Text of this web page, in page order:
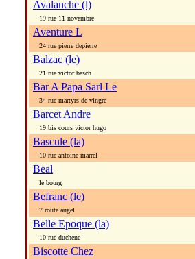
Avalanche (l)
19 rue 11 novembre
Aventure L
24 rue pierre depierre
Balzac (le)
21 rue victor basch
Bar A Papa Sarl Le
34 rue martyrs de vingre
Barcet Andre
19 bis cours victor hugo
Bascule (la)
10 rue antoine marrel
Beal
le bourg
Befranc (le)
7 route augel
Belle Epoque (la)
10 rue duchene
Biscotte Chez